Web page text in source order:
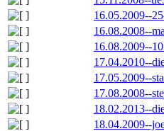
16.05.2009--
16.08.2008--
16.08.2009--
17.04.2010--
17.05.2009--
17.08.2008--
18.02.2013--
18.04.2009--